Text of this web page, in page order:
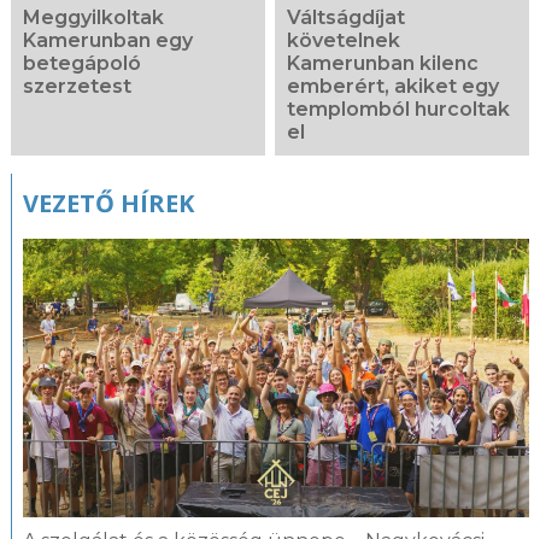
Meggyilkoltak
Kamerunban egy
betegápoló
szerzetest
Váltságdíjat
követelnek
Kamerunban kilenc
emberért, akiket egy
templomból hurcoltak
el
VEZETŐ HÍREK